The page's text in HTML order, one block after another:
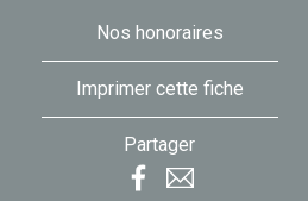
Nos honoraires
Imprimer cette fiche
Partager